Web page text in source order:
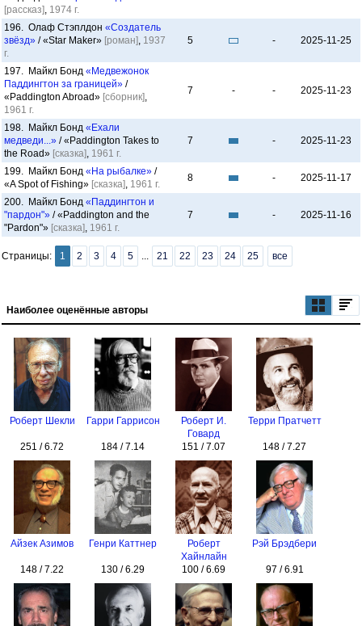
[рассказ], 1974 г.
196. Олаф Стэплдон «Создатель
звёзд» / «Star Maker» [роман], 1937
г.
5 - 2025-11-25
197. Майкл Бонд «Медвежонок
Паддингтон за границей» /
«Paddington Abroad» [сборник],
1961 г.
7 - - 2025-11-23
198. Майкл Бонд «Ехали
медведи...» / «Paddington Takes to
the Road» [сказка], 1961 г.
7 - 2025-11-23
199. Майкл Бонд «На рыбалке» /
«A Spot of Fishing» [сказка], 1961 г.
8 - 2025-11-17
200. Майкл Бонд «Паддингтон и
"пардон"» / «Paddington and the
"Pardon"» [сказка], 1961 г.
7 - 2025-11-16
Страницы: 1 2 3 4 5 ... 21 22 23 24 25 все
Наиболее оценённые авторы
Роберт Шекли
251 / 6.72
Гарри Гаррисон
184 / 7.14
Роберт И.
Говард
151 / 7.07
Терри Пратчетт
148 / 7.27
Айзек Азимов
148 / 7.22
Генри Каттнер
130 / 6.29
Роберт
Хайнлайн
100 / 6.69
Рэй Брэдбери
97 / 6.91